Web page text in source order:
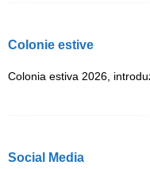
Colonie estive
Colonia estiva 2026,
Social Media